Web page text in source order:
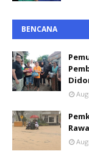
BENCANA